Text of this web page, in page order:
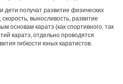
получат развитие физических
скорость, выносливость, развитие
основам каратэ (как спортивного, так
каратэ, отдельно проводятся
гибкости юных каратистов.